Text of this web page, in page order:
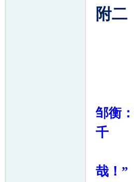
附二
邹衡
千
年
哉！”